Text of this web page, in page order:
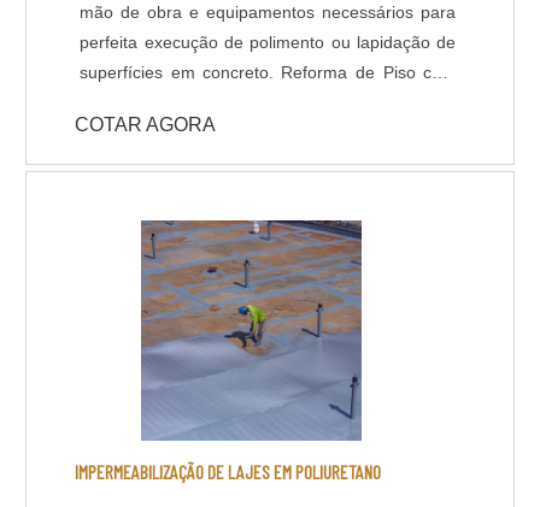
mão de obra e equipamentos necessários para
perfeita execução de polimento ou lapidação de
superfícies em concreto. Reforma de Piso com
se encontra com aspecto fadigado devido ao
revestimentos desgastado, manchas ou
quando verificado a qualidade do concreto
existente (substrato), é perfeitamente possível
renovar o pavimento através de polimento
gradual com máquinas politrizes de piso e
aplicação de aditivos para tratar a superfície
polimento, é um acabamento que confere maior
resistência e brilho ao piso, devido ao aumento
da densidade do concreto na superfície, que
COTAR AGORA
IMPERMEABILIZAÇÃO DE LAJES EM POLIURETANO